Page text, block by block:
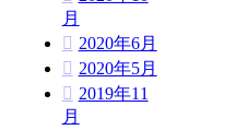
月
2020年6月
2020年5月
2019年11
月